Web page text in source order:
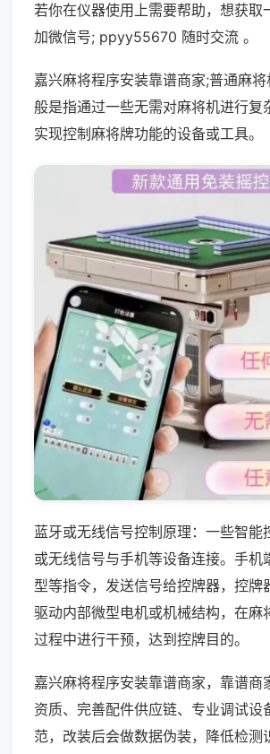
若你在仪器使用上需要帮助，想获取
加微信号; ppyy55670 随时交流 。
嘉兴麻将程序安装靠谱商家;普通麻
般是指通过一些无需对麻将机进行复
实现控制麻将牌功能的设备或工具。
蓝牙或无线信号控制原理：一些智能
或无线信号与手机等设备连接。手机
型等指令，发送信号给控牌器，控牌
驱动内部微型电机或机械结构，在麻
过程中进行干预，达到控牌目的。
嘉兴麻将程序安装靠谱商家，靠谱商
资质、完善配件供应链、专业调试设
范，改装后会做数据伪装，降低检测